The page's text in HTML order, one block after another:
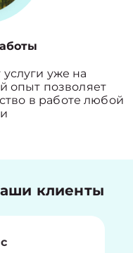
уже на
опыт позволяет
в работе любой
клиенты